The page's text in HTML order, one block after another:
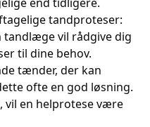
tandproteser:
tandlæge vil rådgive dig
til dine behov.
tænder, der kan
ofte en god løsning.
vil en helprotese være